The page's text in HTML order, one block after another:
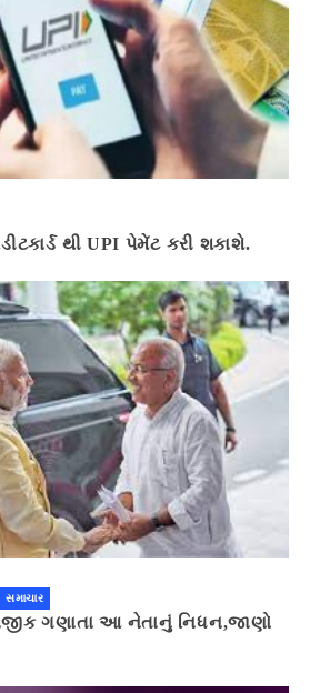
થી UPI પેમેંટ કરી શકાશે.
સમાચાર
ગણાતા આ નેતાનું નિધન,જાણો